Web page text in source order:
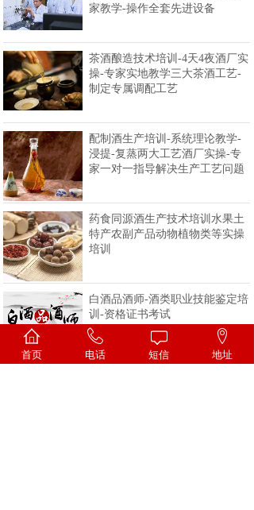
家教学-操作全套先进设备
茶酒酿造技术培训-4天4夜酒厂实
操-专家实地教学三大茶酒工艺-
制定专属调配工艺
配制酒生产培训-系统理论教学-
浸提-复蒸两大工艺酒厂实操-专
家一对一指导解决生产工艺问题
药食同源酒生产技术培训水果土
特产农副产品动物植物类等实操
培训
白酒品酒师-酒类职业技能鉴定培
训-资格证书考试
首页 电话 短信 地址